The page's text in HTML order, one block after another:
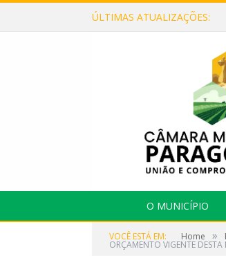
ÚLTIMAS ATUALIZAÇÕES:
O MUNICÍPIO
VOCÊ ESTÁ EM: Home »
ORÇAMENTO VIGENTE DESTA